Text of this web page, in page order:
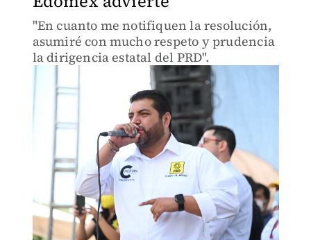
"En cuanto me notifiquen la resolución,
asumiré con mucho respeto y prudencia
la dirigencia estatal del PRD".